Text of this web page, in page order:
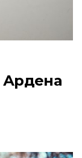
Ардена